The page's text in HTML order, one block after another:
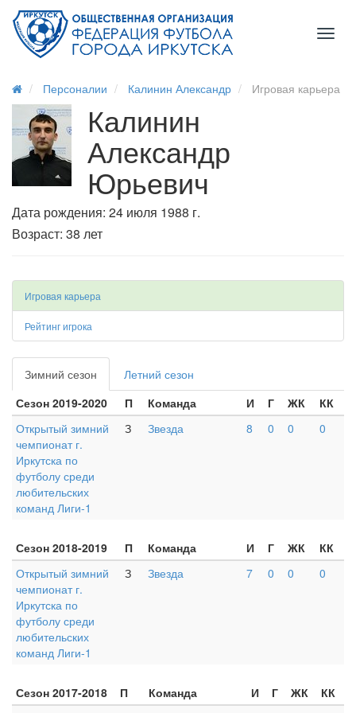
Персоналии Калинин Александр Игровая карьера
Калинин
Александр
Юрьевич
Дата рождения: 24 июля 1988 г.
Возраст: 38 лет
Игровая карьера
Рейтинг игрока
Зимний сезон
Летний сезон
Сезон 2019-2020
П Команда И Г ЖК
КК
Открытый зимний
чемпионат г.
Иркутска по
футболу среди
любительских
команд Лиги-1
З Звезда 8 0 0 0
Сезон 2018-2019 П Команда И Г ЖК
КК
Открытый зимний
чемпионат г.
Иркутска по
футболу среди
любительских
команд Лиги-1
З Звезда 7 0 0 0
Сезон 2017-2018 П Команда И Г ЖК
КК